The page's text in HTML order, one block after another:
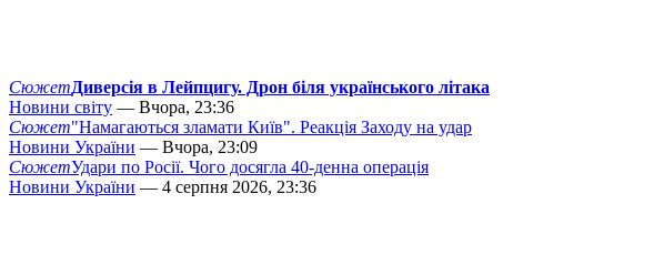
СюжетДиверсія в Лейпцигу. Дрон біля українського літака
Новини світу — Вчора, 23:36
Сюжет"Намагаються зламати Київ". Реакція Заходу на удар
Новини України — Вчора, 23:09
СюжетУдари по Росії. Чого досягла 40-денна операція
Новини України — 4 серпня 2026, 23:36